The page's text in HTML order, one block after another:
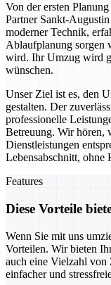
Von der ersten
Partner Sankt-
moderner Technik,
Ablaufplanung sorgen
wird. Ihr Umzug wird
wünschen.
Unser Ziel ist es, den
gestalten. Der
professionelle
Betreuung. Wir hören,
Dienstleistungen
Lebensabschnitt, ohne
Features
Diese Vorteile
Wenn Sie mit uns
Vorteilen. Wir bieten
auch eine Vielzahl von
einfacher und